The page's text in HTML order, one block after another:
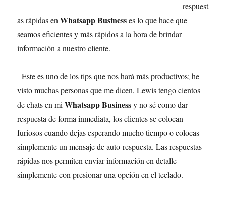
respuest
as rápidas enWhatsapp Businesses lo que hace que
seamos eficientes y más rápidos a la hora de brindar
información a nuestro cliente.
Este es uno de los tips que nos hará más productivos; he
visto muchas personas que me dicen, Lewis tengo cientos
de chats en miWhatsapp Businessy no sé como dar
respuesta de forma inmediata, los clientes se colocan
furiosos cuando dejas esperando mucho tiempo o colocas
simplemente un mensaje de auto-respuesta. Las respuestas
rápidas nos permiten enviar información en detalle
simplemente con presionar una opción en el teclado.